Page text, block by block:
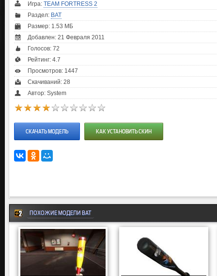
Игра: TEAM FORTRESS 2
Раздел: BAT
Размер: 1.53 МБ
Добавлен: 21 Февраля 2011
Голосов: 72
Рейтинг: 4.7
Просмотров: 1447
Скачиваний: 28
Автор: System
СКАЧАТЬ МОДЕЛЬ КАК УСТАНОВИТЬ СКИН
ПОХОЖИЕ МОДЕЛИ BAT